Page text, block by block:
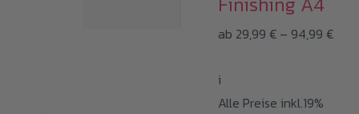
ab 29,99 € – 94,99 €
i
Alle Preise inkl.19%